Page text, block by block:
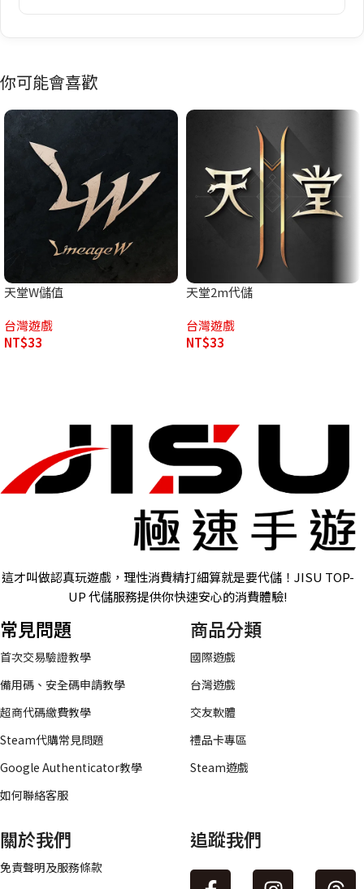
你可能會喜歡
天堂W儲值
台灣遊戲
NT$33
天堂2m代儲
台灣遊戲
NT$33
這才叫做認真玩遊戲，理性消費精打細算就是要代儲！JISU TOP-
UP 代儲服務提供你快速安心的消費體驗!
常見問題
首次交易驗證教學
備用碼、安全碼申請教學
超商代碼繳費教學
Steam代購常見問題
Google Authenticator教學
如何聯絡客服
商品分類
國際遊戲
台灣遊戲
交友軟體
禮品卡專區
Steam遊戲
關於我們
免責聲明及服務條款
追蹤我們